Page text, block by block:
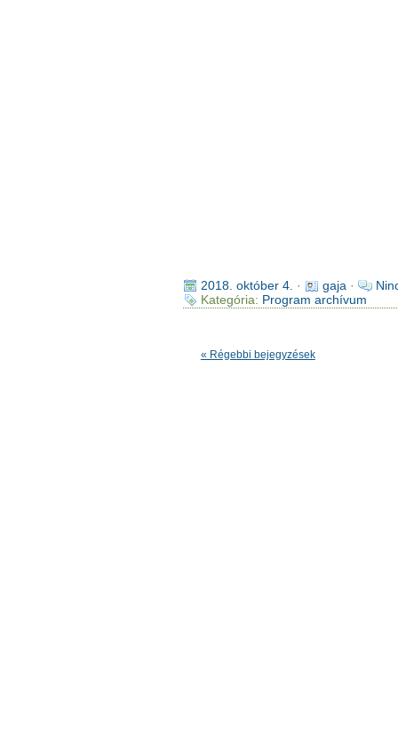
2018. október 4. · gaja ·
Kategória: Program archívum
« Régebbi bejegyzések